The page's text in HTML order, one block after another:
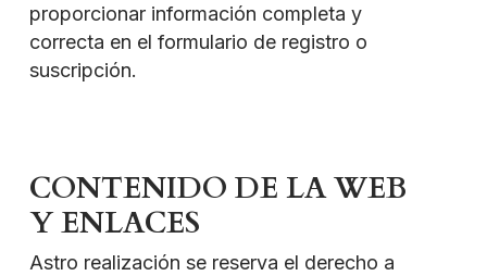
proporcionar información completa y
correcta en el formulario de registro o
suscripción.
CONTENIDO DE LA WEB
Y ENLACES
Astro realización se reserva el derecho a